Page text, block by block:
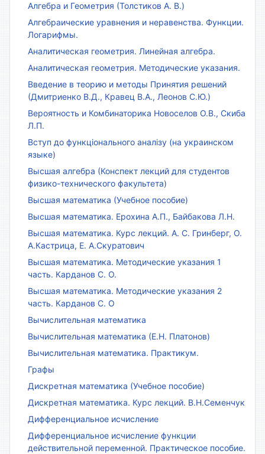
Алгебра и Геометрия (Толстиков А. В.)
Алгебраические уравнения и неравенства. Функции.
Логарифмы.
Аналитическая геометрия. Линейная алгебра.
Аналитическая геометрия. Методические указания.
Введение в теорию и методы Принятия решений
(Дмитриенко В.Д., Кравец В.А., Леонов С.Ю.)
Вероятность и Комбинаторика Новоселов О.В., Скиба
Л.П.
Вступ до функціонального аналізу (на украинском
языке)
Высшая алгебра (Конспект лекций для студентов
физико-технического факультета)
Высшая математика (Учебное пособие)
Высшая математика. Ерохина А.П., Байбакова Л.Н.
Высшая математика. Курс лекций. А. С. Гринберг, О.
А.Кастрица, Е. А.Скуратович
Высшая математика. Методические указания 1
часть. Карданов С. О.
Высшая математика. Методические указания 2
часть. Карданов С. О
Вычислительная математика
Вычислительная математика (Е.Н. Платонов)
Вычислительная математика. Практикум.
Графы
Дискретная математика (Учебное пособие)
Дискретная математика. Курс лекций. В.Н.Семенчук
Дифференциальное исчисление
Дифференциальное исчисление функции
действительной переменной. Практическое пособие.